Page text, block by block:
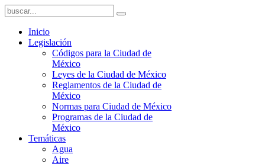
Inicio
Legislación
Códigos para la Ciudad de
México
Leyes de la Ciudad de México
Reglamentos de la Ciudad de
México
Normas para Ciudad de México
Programas de la Ciudad de
México
Temáticas
Agua
Aire